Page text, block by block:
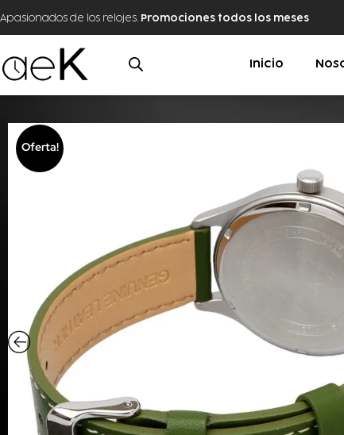
Apasionados de los relojes. Promociones todos los meses
Inicio
Oferta!